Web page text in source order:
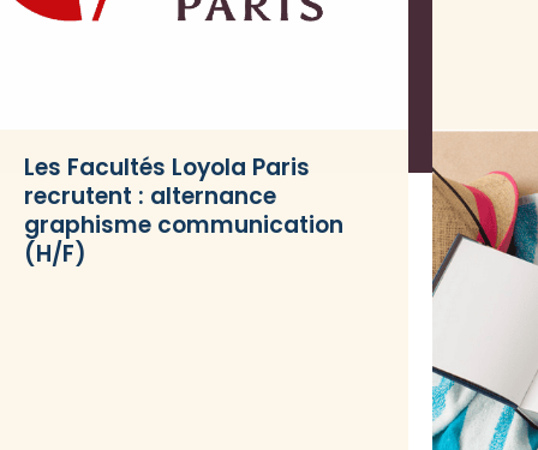
Les Facultés Loyola Paris
recrutent : alternance
graphisme communication
(H/F)